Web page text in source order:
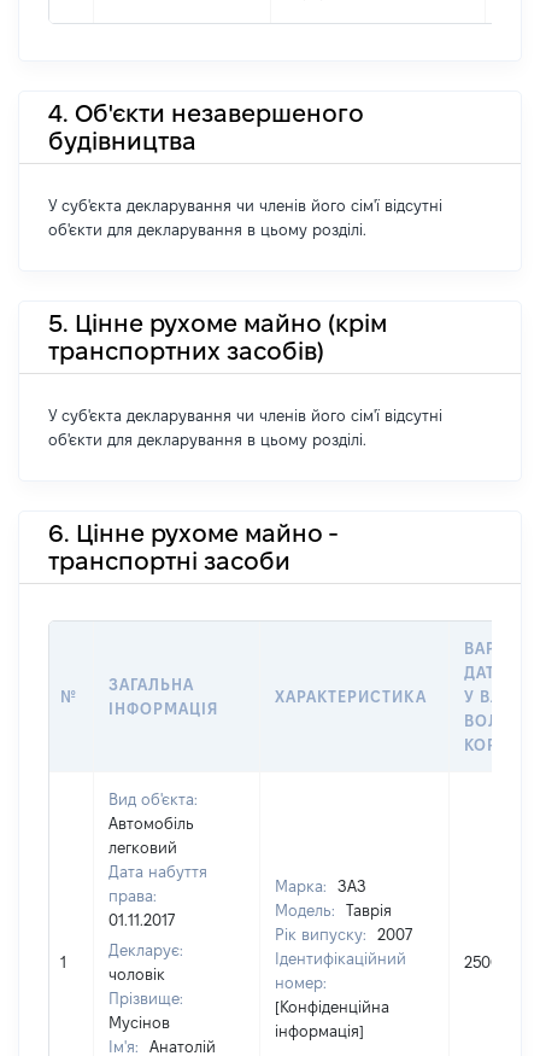
4. Об'єкти незавершеного
будівництва
У суб'єкта декларування чи членів його сім'ї відсутні
об'єкти для декларування в цьому розділі.
5. Цінне рухоме майно (крім
транспортних засобів)
У суб'єкта декларування чи членів його сім'ї відсутні
об'єкти для декларування в цьому розділі.
6. Цінне рухоме майно -
транспортні засоби
№
ЗАГАЛЬНА
ІНФОРМАЦІЯ
ХАРАКТЕРИСТИКА
ДАТУ
У
1
Вид об'єкта:
Автомобіль
легковий
Дата набуття
права:
01.11.2017
Декларує:
чоловік
Прізвище:
Мусінов
Ім'я:
Анатолій
Марка:
ЗАЗ
Модель:
Таврія
Рік випуску:
2007
Ідентифікаційний
номер:
[Конфіденційна
інформація]
25000